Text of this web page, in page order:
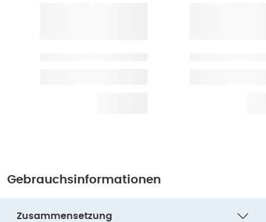
Gebrauchsinformationen
Zusammensetzung